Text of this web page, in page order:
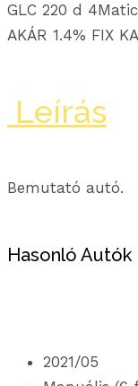
GLC 220 d
AKÁR 1.4% FIX
Leírás
Bemutató autó.
Hasonló Autók
2021/05